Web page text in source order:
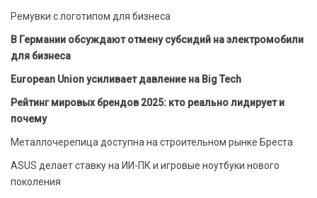
Ремувки с логотипом для бизнеса
В Германии обсуждают отмену субсидий на электромобили
для бизнеса
European Union усиливает давление на Big Tech
Рейтинг мировых брендов 2025: кто реально лидирует и
почему
Металлочерепица доступна на строительном рынке Бреста
ASUS делает ставку на ИИ-ПК и игровые ноутбуки нового
поколения